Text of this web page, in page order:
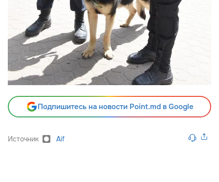
Подпишитесь на новости Point.md в Google
Источник Aif